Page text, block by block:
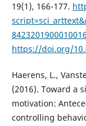
19(1), 166-177.
https://doi.org/
Haerens, L.,
(2016). Toward a
motivation:
controlling